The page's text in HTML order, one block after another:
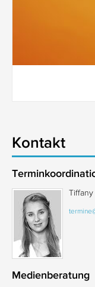
Kontakt
Tiffany
Medienberatung